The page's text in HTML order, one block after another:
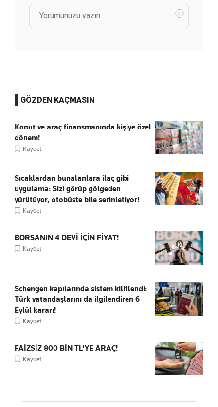
GÖZDEN KAÇMASIN
Konut ve araç finansmanında kişiye özel
dönem!
Kaydet
Sıcaklardan bunalanlara ilaç gibi
uygulama: Sizi görüp gölgeden
yürütüyor, otobüste bile serinletiyor!
Kaydet
BORSANIN 4 DEVİ İÇİN FİYAT!
Kaydet
Schengen kapılarında sistem kilitlendi:
Türk vatandaşlarını da ilgilendiren 6
Eylül kararı!
Kaydet
FAİZSİZ 800 BİN TL'YE ARAÇ!
Kaydet